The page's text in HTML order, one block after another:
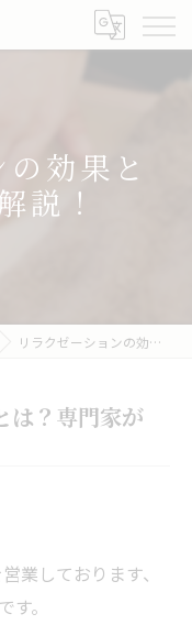
効果と
説！
リラクゼーションの効果とは？専門家が解説！
は？専門家が
業しております、
す。